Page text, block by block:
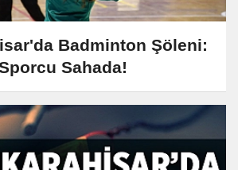
Badminton Şöleni:
Sahada!